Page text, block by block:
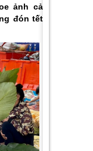
ảnh cả
đón tết